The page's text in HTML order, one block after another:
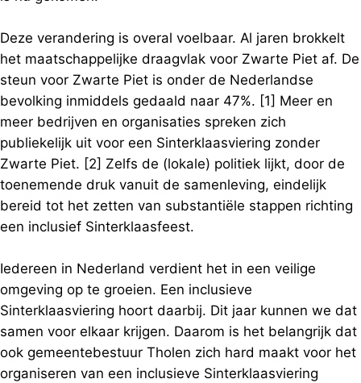
Deze verandering is overal voelbaar. Al jaren brokkelt
het maatschappelijke draagvlak voor Zwarte Piet af. De
steun voor Zwarte Piet is onder de Nederlandse
bevolking inmiddels gedaald naar 47%. [1] Meer en
meer bedrijven en organisaties spreken zich
publiekelijk uit voor een Sinterklaasviering zonder
Zwarte Piet. [2] Zelfs de (lokale) politiek lijkt, door de
toenemende druk vanuit de samenleving, eindelijk
bereid tot het zetten van substantiële stappen richting
een inclusief Sinterklaasfeest.
Iedereen in Nederland verdient het in een veilige
omgeving op te groeien. Een inclusieve
Sinterklaasviering hoort daarbij. Dit jaar kunnen we dat
samen voor elkaar krijgen. Daarom is het belangrijk dat
ook gemeentebestuur Tholen zich hard maakt voor het
organiseren van een inclusieve Sinterklaasviering